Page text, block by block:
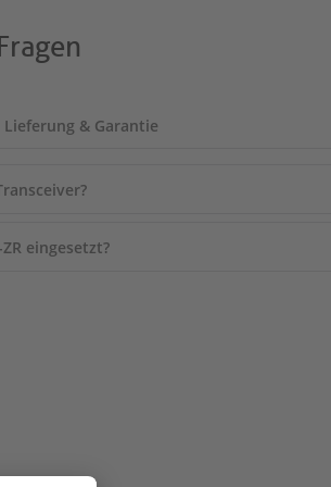
Lieferung & Garantie
eingesetzt?